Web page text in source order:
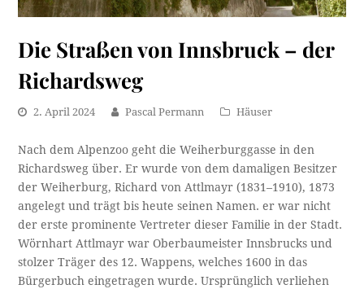
Die Straßen von Innsbruck – der
Richardsweg
2. April 2024 Pascal Permann Häuser
Nach dem Alpenzoo geht die Weiherburggasse in den
Richardsweg über. Er wurde von dem damaligen Besitzer
der Weiherburg, Richard von Attlmayr (1831–1910), 1873
angelegt und trägt bis heute seinen Namen. er war nicht
der erste prominente Vertreter dieser Familie in der Stadt.
Wörnhart Attlmayr war Oberbaumeister Innsbrucks und
stolzer Träger des 12. Wappens, welches 1600 in das
Bürgerbuch eingetragen wurde. Ursprünglich verliehen